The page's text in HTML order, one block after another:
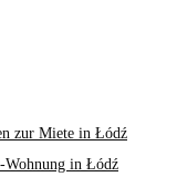
zur Miete in Łódź
in Łódź